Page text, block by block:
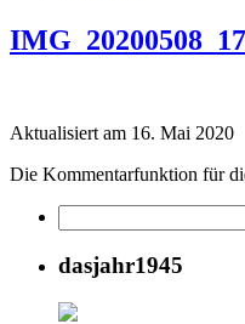
Aktualisiert am 16. Mai 2020
Die Kommentarfunktion für
dasjahr1945